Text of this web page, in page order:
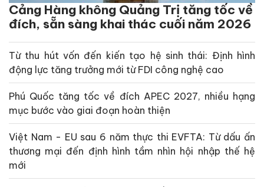
Cảng Hàng không Quảng Trị tăng tốc về
đích, sẵn sàng khai thác cuối năm 2026
Từ thu hút vốn đến kiến tạo hệ sinh thái: Định hình
động lực tăng trưởng mới từ FDI công nghệ cao
Phú Quốc tăng tốc về đích APEC 2027, nhiều hạng
mục bước vào giai đoạn hoàn thiện
Việt Nam - EU sau 6 năm thực thi EVFTA: Từ dấu ấn
thương mại đến định hình tầm nhìn hội nhập thế hệ
mới